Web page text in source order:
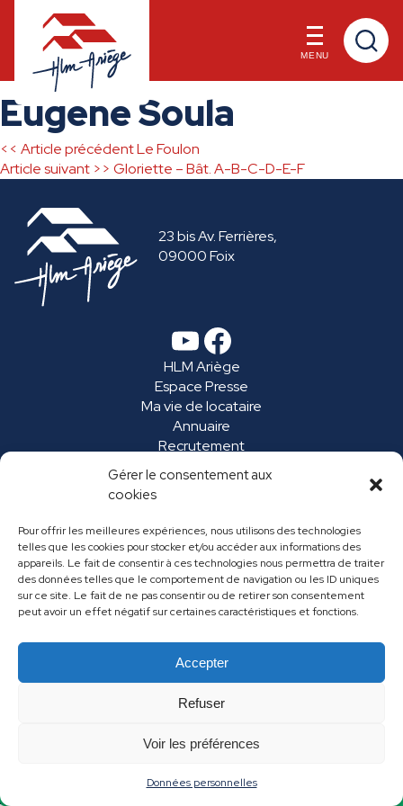
Gérer le consentement aux
cookies
Pour offrir les meilleures expériences, nous utilisons des technologies
telles que les cookies pour stocker et/ou accéder aux informations des
appareils. Le fait de consentir à ces technologies nous permettra de traiter
des données telles que le comportement de navigation ou les ID uniques
sur ce site. Le fait de ne pas consentir ou de retirer son consentement
peut avoir un effet négatif sur certaines caractéristiques et fonctions.
Accepter
Refuser
Voir les préférences
Données personnelles
Skip
to
content
MENU
Eugène Soula
Navigation
de
l’article
<< Article précédentLe Foulon
Article suivant >> Gloriette – Bât. A-B-C-D-E-F
23 bis Av. Ferrières,
09000 Foix
YouTube Facebook
HLM Ariège
Espace Presse
Ma vie de locataire
Annuaire
Recrutement
Marchés publics
FAQ
Mentions légales
Données personnelles
Contact